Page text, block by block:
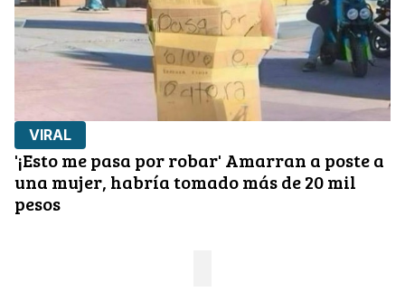
VIRAL
'¡Esto me pasa por robar' Amarran a poste a
una mujer, habría tomado más de 20 mil
pesos